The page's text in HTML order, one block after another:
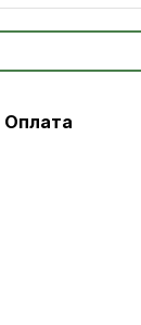
Оплата